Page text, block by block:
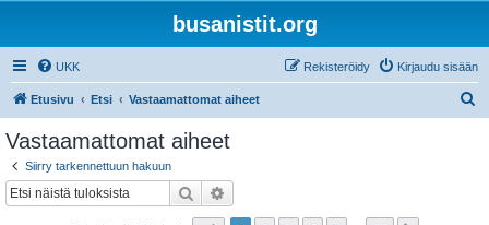
busanistit.org
UKK Kirjaudu sisään
Rekisteröidy
Etusivu Etsi Vastaamattomat aiheet
Vastaamattomat aiheet
Siirry tarkennettuun hakuun
Etsi